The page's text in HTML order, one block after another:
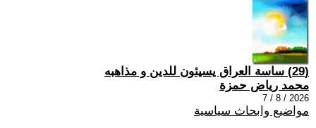
(29) ساسة العراق يسيئون للدين و مذاهبه
محمد رياض حمزة
2026 / 8 / 7
مواضيع وابحاث سياسية